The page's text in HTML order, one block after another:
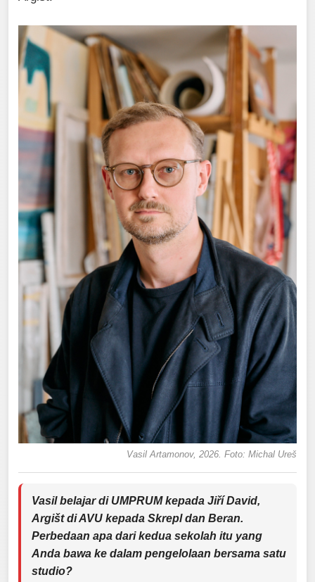
Vasil Artamonov, 2026. Foto: Michal Ureš
Vasil belajar di UMPRUM kepada Jiří David,
Argišt di AVU kepada Skrepl dan Beran.
Perbedaan apa dari kedua sekolah itu yang
Anda bawa ke dalam pengelolaan bersama satu
studio?